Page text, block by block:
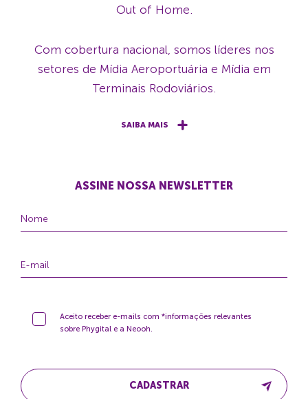
Out of Home.
Com cobertura nacional, somos líderes nos
setores de Mídia Aeroportuária e Mídia em
Terminais Rodoviários.
SAIBA MAIS
ASSINE NOSSA NEWSLETTER
Aceito receber e-mails com *informações relevantes
sobre Phygital e a Neooh.
CADASTRAR